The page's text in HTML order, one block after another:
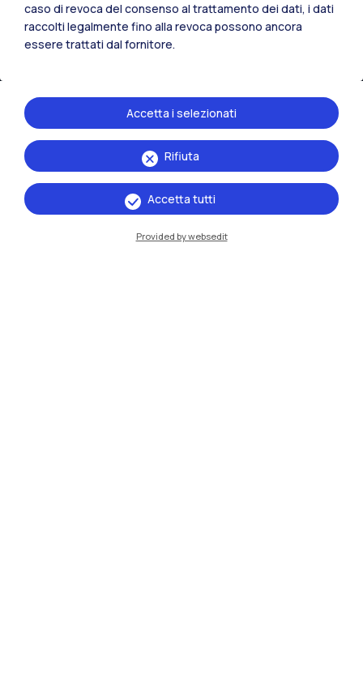
Sedi
Milano Leonardo
caso di revoca del consenso al trattamento dei dati, i dati
raccolti legalmente fino alla revoca possono ancora
essere trattati dal fornitore.
Rifiuta
Accetta i selezionati
Accetta tutti
Provided by websedit